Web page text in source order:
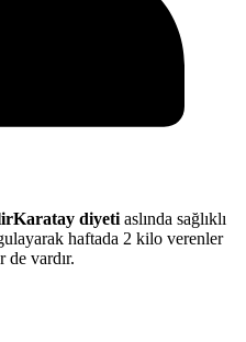
Karatay diyeti aslında sağlıklı
haftada 2 kilo verenler
vardır.